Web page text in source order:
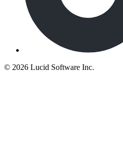
© 2026 Lucid Software Inc.